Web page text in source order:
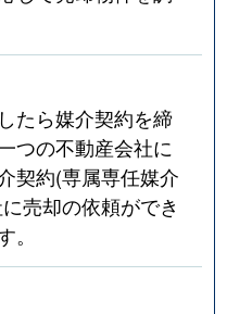
たら媒介契約を締
つの不動産会社に
契約(専属専任媒介
売却の依頼ができ